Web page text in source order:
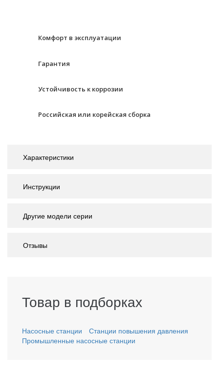
Комфорт в эксплуатации
Гарантия
Устойчивость к коррозии
Российская или корейская сборка
Характеристики
Инструкции
Другие модели серии
Отзывы
Товар в подборках
Насосные станции
Станции повышения давления
Промышленные насосные станции